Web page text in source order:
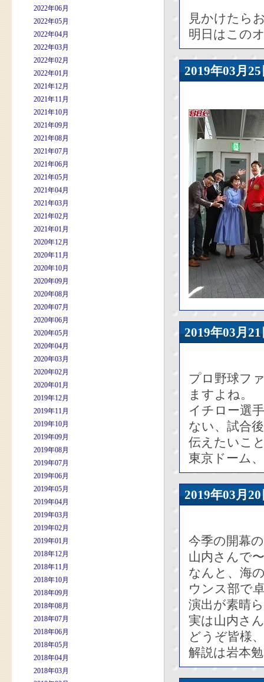
2022年06月
2022年05月
2022年04月
2022年03月
2022年02月
2022年01月
2021年12月
2021年11月
2021年10月
2021年09月
2021年08月
2021年07月
2021年06月
2021年05月
2021年04月
2021年03月
2021年02月
2021年01月
2020年12月
2020年11月
2020年10月
2020年09月
2020年08月
2020年07月
2020年06月
2020年05月
2020年04月
2020年03月
2020年02月
2020年01月
2019年12月
2019年11月
2019年10月
2019年09月
2019年08月
2019年07月
2019年06月
2019年05月
2019年04月
2019年03月
2019年02月
2019年01月
2018年12月
2018年11月
2018年10月
2018年09月
2018年08月
2018年07月
2018年06月
2018年05月
2018年04月
2018年03月
見かけたら
明日はこの
2019年03
2019年03
プロ野球フ
ますよね。
イチロー選
ない、試合
伝えたいこ
東京ドーム
2019年03
今季の開幕
山内さんで
なんと、海
ウンス部で
演出が素晴
実は山内さ
どうぞ皆様
解説は岩本